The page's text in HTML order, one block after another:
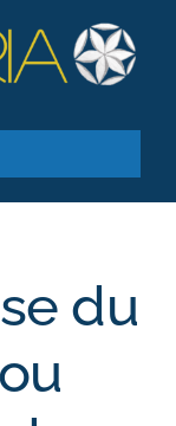
du